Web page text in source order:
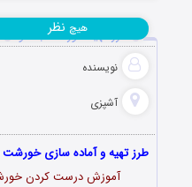
طرز تهیه خورشت به آلو
نویسنده
آشپزی
هیچ نظر
طرز تهیه و آماده سازی
آموزش درست کردن